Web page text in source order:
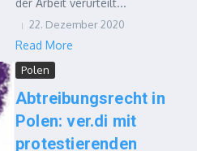
der Arbeit verurteilt...
22. Dezember 2020
Read More
Polen
Abtreibungsrecht in
Polen: ver.di mit
protestierenden